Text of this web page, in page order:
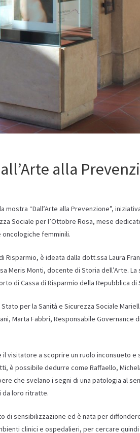
alla
“Dall’Arte alla Prevenzione”,
Sociale per l’Ottobre Rosa, mese
femminili.
Risparmio, è ideata dalla dott.ssa Laura
Meris Monti, docente di Storia dell’Arte. La
di Cassa di Risparmio della Repubblica di
per la Sanità e Sicurezza Sociale
Marta Fabbri, Responsabile Governance
il visitatore a scoprire un ruolo inconsueto
è possibile dedurre come Raffaello,
che svelano i segni di una patologia al
da loro ritratte.
di sensibilizzazione ed è nata per
clinici e ospedalieri, per cercare